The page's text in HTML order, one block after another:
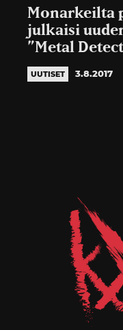
Monarkeilta
julkaisi
”Metal
UUTISET 3.8.2017